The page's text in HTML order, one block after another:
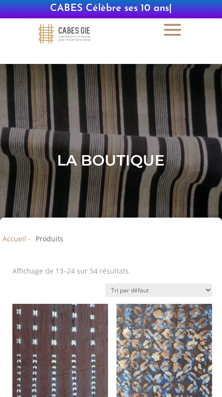
CABES Célèbre se|
LA BOUTIQUE
Accueil - Produits
Affichage de 13–24 sur 54 résultats